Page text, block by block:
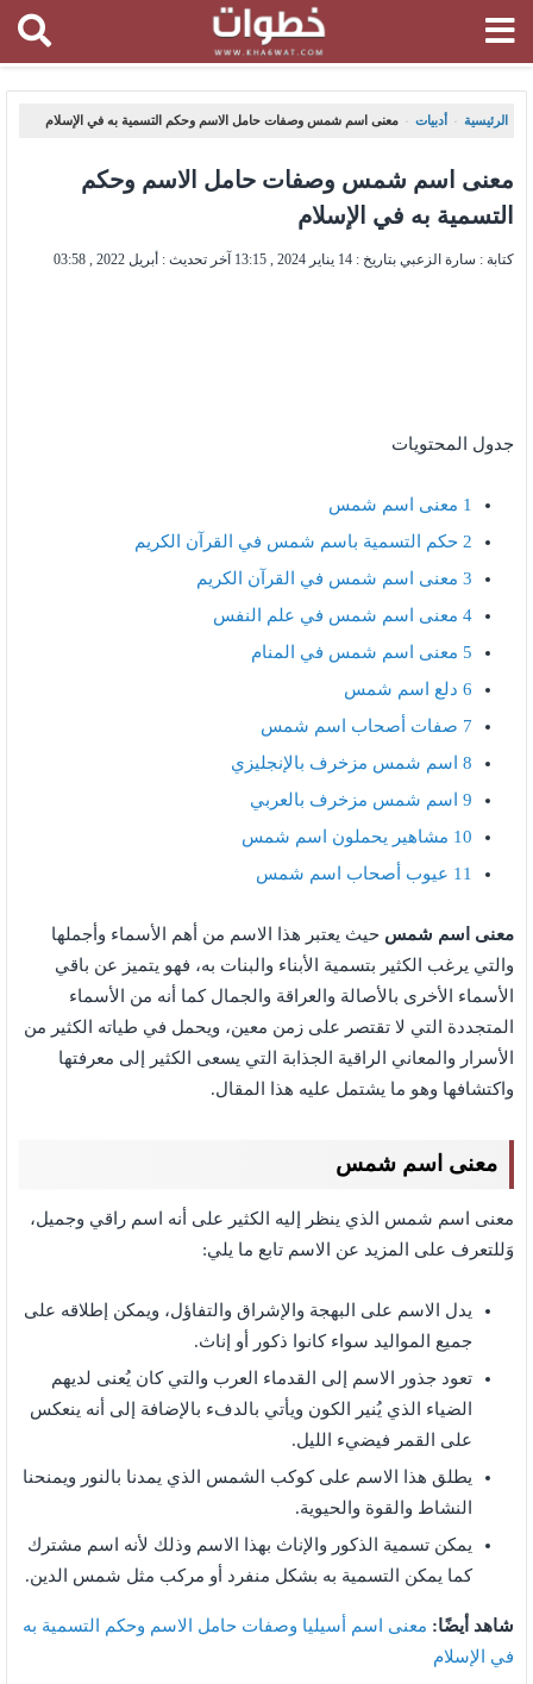
الرئيسية ، أدبيات ، معنى اسم شمس وصفات حامل الاسم وحكم التسمية به في الإسلام
معنى اسم شمس وصفات حامل الاسم وحكم
التسمية به في الإسلام
كتابة : سارة الزعبي بتاريخ : 14 يناير 2024 , 13:15 آخر تحديث : أبريل 2022 , 03:58
جدول المحتويات
1 معنى اسم شمس
2 حكم التسمية باسم شمس في القرآن الكريم
3 معنى اسم شمس في القرآن الكريم
4 معنى اسم شمس في علم النفس
5 معنى اسم شمس في المنام
6 دلع اسم شمس
7 صفات أصحاب اسم شمس
8 اسم شمس مزخرف بالإنجليزي
9 اسم شمس مزخرف بالعربي
10 مشاهير يحملون اسم شمس
11 عيوب أصحاب اسم شمس
معنى اسم شمس حيث يعتبر هذا الاسم من أهم الأسماء وأجملها
والتي يرغب الكثير بتسمية الأبناء والبنات به، فهو يتميز عن باقي
الأسماء الأخرى بالأصالة والعراقة والجمال كما أنه من الأسماء
المتجددة التي لا تقتصر على زمن معين، ويحمل في طياته الكثير من
الأسرار والمعاني الراقية الجذابة التي يسعى الكثير إلى معرفتها
واكتشافها وهو ما يشتمل عليه هذا المقال.
معنى اسم شمس
معنى اسم شمس الذي ينظر إليه الكثير على أنه اسم راقي وجميل،
وَللتعرف على المزيد عن الاسم تابع ما يلي:
يدل الاسم على البهجة والإشراق والتفاؤل، ويمكن إطلاقه على
جميع المواليد سواء كانوا ذكور أو إناث.
تعود جذور الاسم إلى القدماء العرب والتي كان يُعنى لديهم
الضياء الذي يُنير الكون ويأتي بالدفء بالإضافة إلى أنه ينعكس
على القمر فيضيء الليل.
يطلق هذا الاسم على كوكب الشمس الذي يمدنا بالنور ويمنحنا
النشاط والقوة والحيوية.
يمكن تسمية الذكور والإناث بهذا الاسم وذلك لأنه اسم مشترك
كما يمكن التسمية به بشكل منفرد أو مركب مثل شمس الدين.
شاهد أيضًا: معنى اسم أسيليا وصفات حامل الاسم وحكم التسمية به
في الإسلام